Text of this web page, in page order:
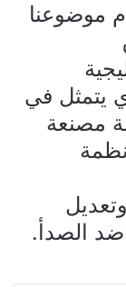
موضوعنا
يتمثل في
مصنعة
ضد الصدأ.